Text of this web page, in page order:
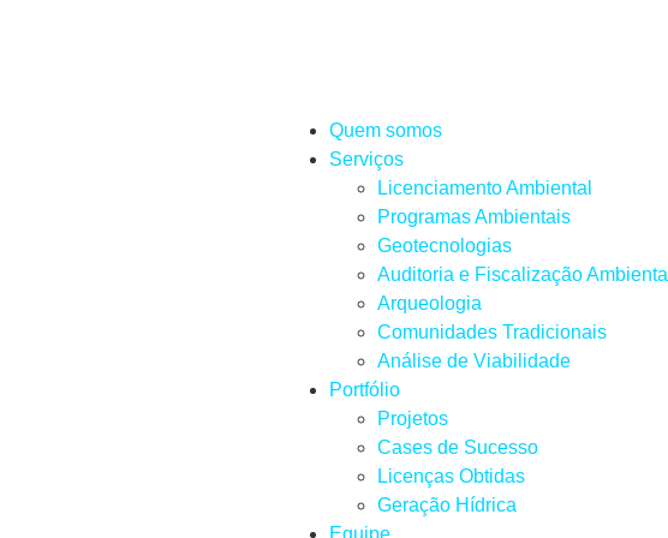
Quem somos
Serviços
Licenciamento Ambiental
Programas Ambientais
Geotecnologias
Auditoria e Fiscalização Ambiental
Arqueologia
Comunidades Tradicionais
Análise de Viabilidade
Portfólio
Projetos
Cases de Sucesso
Licenças Obtidas
Geração Hídrica
Equipe